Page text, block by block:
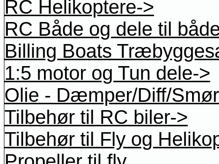
RC Helikoptere->
RC Både og dele til
Billing Boats
1:5 motor og Tun dele->
Olie - Dæmper/Diff/
Tilbehør til RC biler->
Tilbehør til Fly og